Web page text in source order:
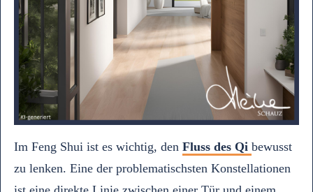
Im Feng Shui ist es wichtig, den Fluss des Qi bewusst
zu lenken. Eine der problematischsten Konstellationen